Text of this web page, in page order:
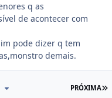
q as
de acontecer com
pode dizer q tem
demais.
PRÓXIMA